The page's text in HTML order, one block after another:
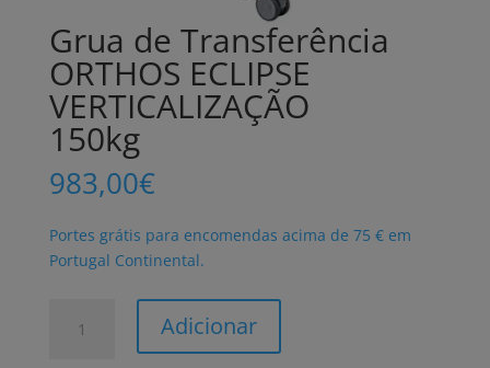
Grua de Transferência
ORTHOS ECLIPSE
VERTICALIZAÇÃO
150kg
983,00€
Portes grátis para encomendas acima de 75 € em
Portugal Continental.
Adicionar